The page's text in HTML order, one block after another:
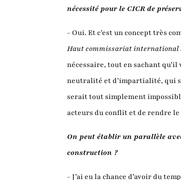
nécessité pour le CICR de
- Oui. Et c’est un concept très
Haut commissariat international
nécessaire, tout en sachant
neutralité et d’impartialité, qui
serait tout simplement
acteurs du conflit et de rendre
On peut établir un parallèle
construction ?
- J’ai eu la chance d’avoir du